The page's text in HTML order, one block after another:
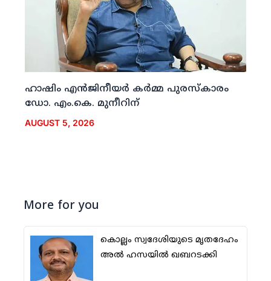
ഹാഷിം എന്‍ജിനീയര്‍ കര്‍മ്മ പുരസ്‌കാരം
ഡോ. എം.കെ. മുനീറിന്
AUGUST 5, 2026
More for you
കൊല്ലം സ്വദേശിയുടെ മൃതദേഹം
അല്‍ ഹസയില്‍ ഖബറടക്കി